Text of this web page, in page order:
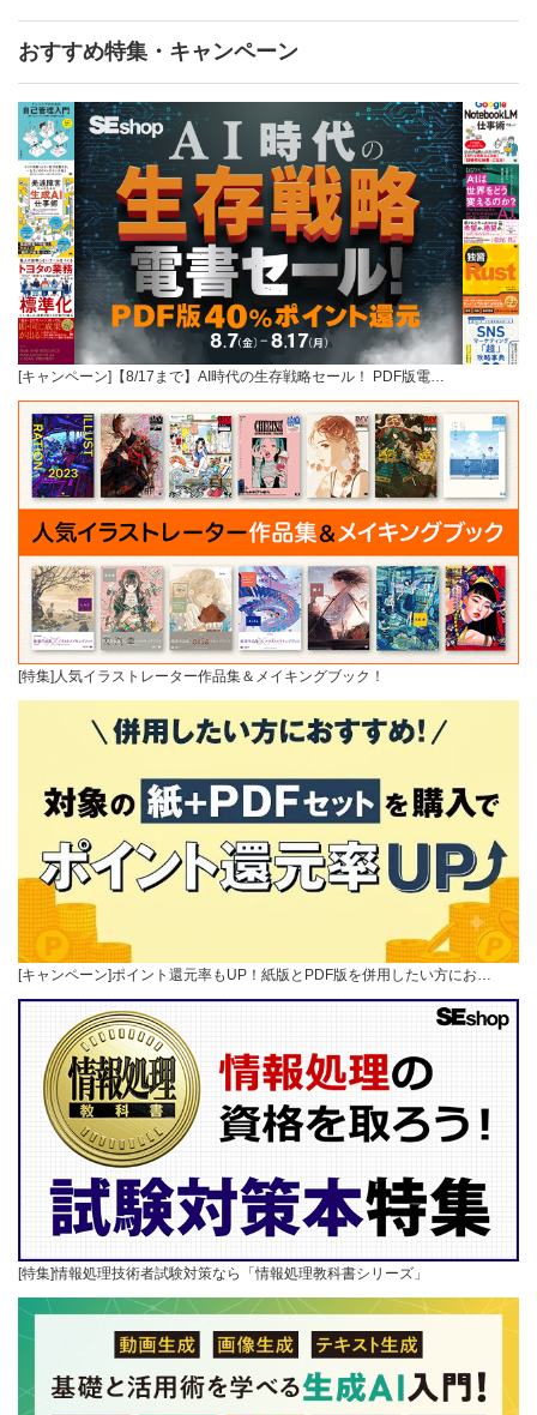
おすすめ特集・キャンペーン
[キャンペーン]【8/17まで】AI時代の生存戦略セール！ PDF版電…
[特集]人気イラストレーター作品集＆メイキングブック！
[キャンペーン]ポイント還元率もUP！紙版とPDF版を併用したい方にお…
[特集]情報処理技術者試験対策なら「情報処理教科書シリーズ」